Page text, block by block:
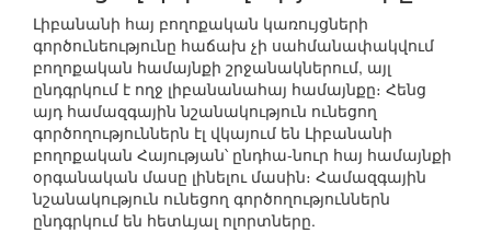
Լիբանանի հայ բողոքական կառույցների
գործունեությունը հաճախ չի սահմանափակվում
բողոքական համայնքի շրջանակներում, այլ
ընդգրկում է ողջ լիբանանահայ համայնքը։ Հենց
այդ համազգային նշանակություն ունեցող
գործողություններն էլ վկայում են Լիբանանի
բողոքական Հայության՝ ընդհա-նուր հայ համայնքի
օրգանական մասը լինելու մասին։ Համազգային
նշանակություն ունեցող գործողություններն
ընդգրկում են հետևյալ ոլորտները.